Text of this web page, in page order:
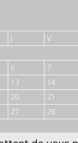
J V
6 7
13 14
20 21
27 28